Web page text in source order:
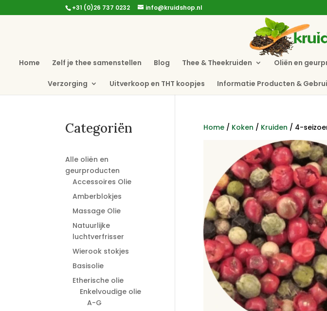
+31 (0)26 737 0232 info@kruidshop.nl
Home Zelf je thee samenstellen Blog Thee & Theekruiden Oliën en
Verzorging Uitverkoop en THT koopjes Informatie Producten &
Home/ Koken / Kruiden / 4-
Categoriën
Alle oliën en
geurproducten
Accessoires Olie
Amberblokjes
Massage Olie
Natuurlijke
luchtverfrisser
Wierook stokjes
Basisolie
Etherische olie
Enkelvoudige olie
A-G